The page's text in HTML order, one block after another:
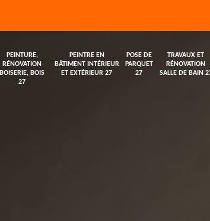
PEINTURE,
RÉNOVATION
BOISERIE, BOIS
27
PEINTRE EN
BÂTIMENT INTÉRIEUR
ET EXTÉRIEUR 27
POSE DE
PARQUET
27
TRAVAUX ET
RÉNOVATION
SALLE DE BAIN